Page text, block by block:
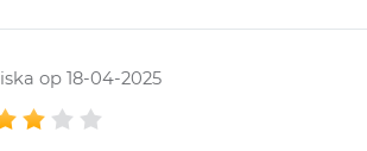
op 18-04-2025